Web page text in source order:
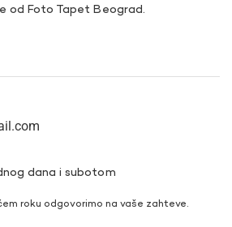
od Foto Tapet Beograd.
dana i subotom
roku odgovorimo na vaše zahteve.